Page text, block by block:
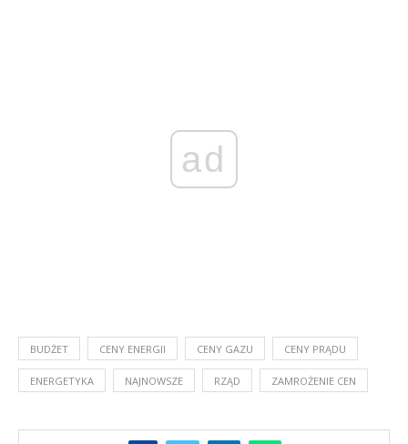
ad
BUDŻET CENY ENERGII CENY GAZU CENY PRĄDU
ENERGETYKA NAJNOWSZE RZĄD ZAMROŻENIE CEN